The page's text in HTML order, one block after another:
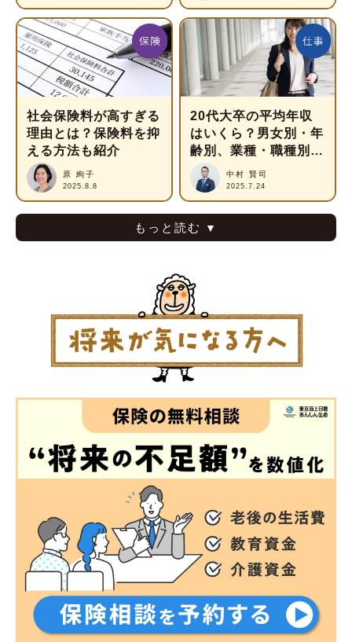
社会保険料が高すぎる
理由とは？保険料を抑
える方法も紹介
原 絢子
2025.8.8
20代大卒の平均年収
はいくら？男女別・年
齢別、業種・職種別の
給与をチェック！
中村 賢司
2025.7.24